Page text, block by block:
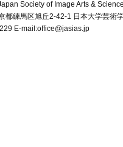
Society of Image Arts &
都練馬区旭丘2-42-1 日本大学芸術
E-mail:office@jasias.jp